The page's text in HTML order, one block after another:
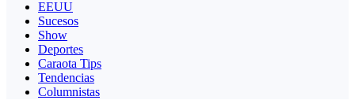
EEUU
Sucesos
Show
Deportes
Caraota Tips
Tendencias
Columnistas